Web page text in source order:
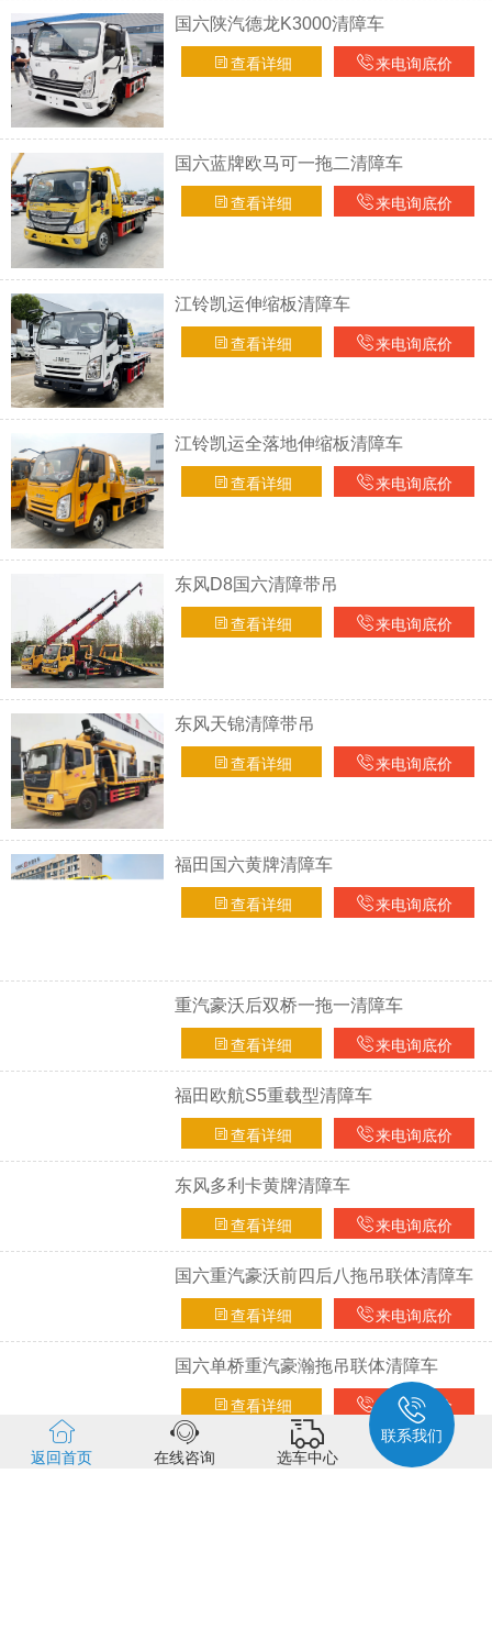
国六陕汽德龙K3000清障车
查看详细 来电询底价
国六蓝牌欧马可一拖二清障车
查看详细 来电询底价
江铃凯运伸缩板清障车
查看详细 来电询底价
江铃凯运全落地伸缩板清障车
查看详细 来电询底价
东风D8国六清障带吊
查看详细 来电询底价
东风天锦清障带吊
查看详细 来电询底价
福田国六黄牌清障车
查看详细 来电询底价
重汽豪沃后双桥一拖一清障车
查看详细 来电询底价
福田欧航S5重载型清障车
查看详细 来电询底价
东风多利卡黄牌清障车
查看详细 来电询底价
国六重汽豪沃前四后八拖吊联体清障车
查看详细 来电询底价
国六单桥重汽豪瀚拖吊联体清障车
查看详细 来电询底价
国六陕汽轩德清障带吊一拖二清障车
返回首页 在线咨询 选车中心
联系我们